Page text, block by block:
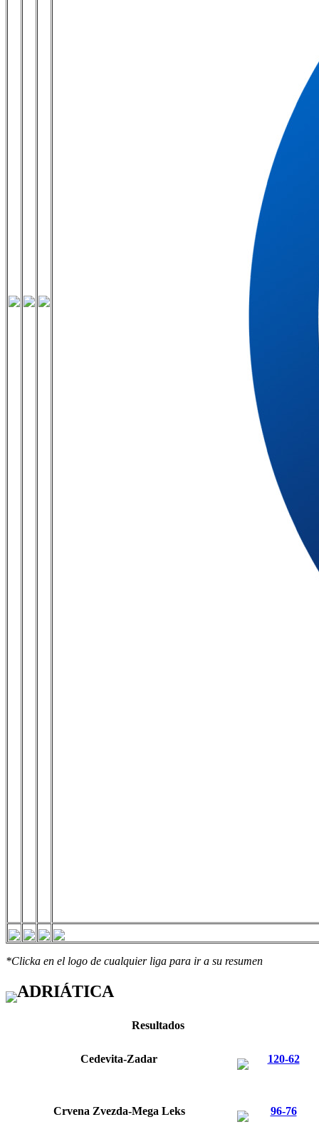
*Clicka en el logo de cualquier liga para ir a su resumen
ADRIÁTICA
Resultados
Cedevita-Zadar 120-62
Crvena Zvezda-Mega Leks 96-76